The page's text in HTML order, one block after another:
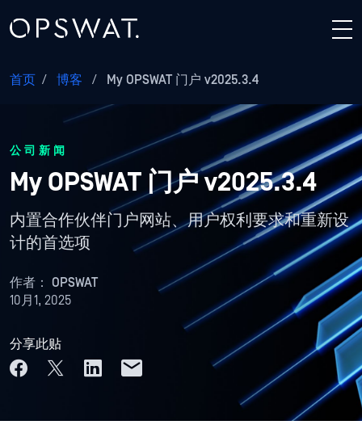
首页 / 博客 / My OPSWAT 门户 v2025.3.4
公司新闻
My OPSWAT 门户 v2025.3.4
内置合作伙伴门户网站、用户权利要求和重新设
计的首选项
作者： OPSWAT
10月1, 2025
分享此贴